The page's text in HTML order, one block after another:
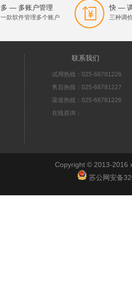
多 — 多账户管理
一款软件管理多个账户
快 —
三种调
联系我们
试用热线：025-68781226
售后热线：025-68781227
渠道热线：025-68781226
在线咨询：
Copyright © 2013-2016
苏公网安备